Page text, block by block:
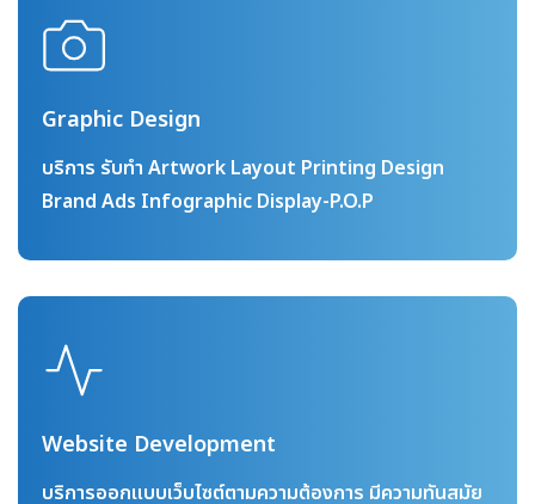
Graphic Design
บริการ รับทำ Artwork Layout Printing Design
Brand Ads Infographic Display-P.O.P
Website Development
บริการออกแบบเว็บไซต์ตามความต้องการ มีความทันสมัย